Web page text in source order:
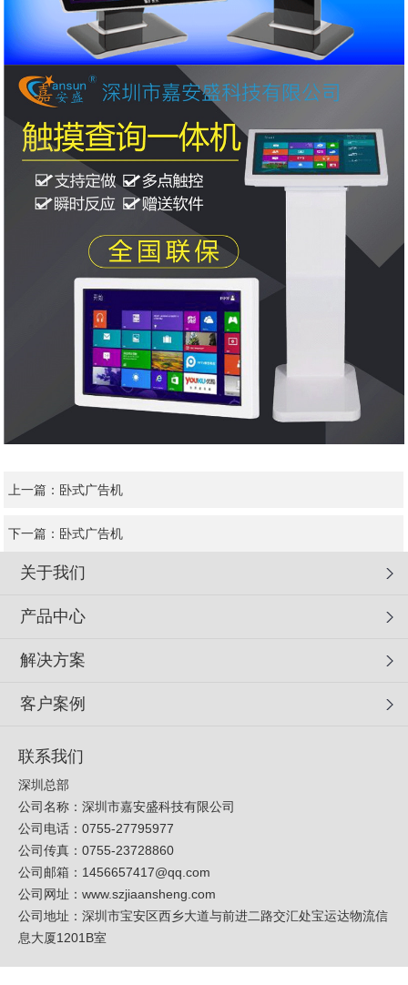
上一篇： 卧式广告机
下一篇： 卧式广告机
关于我们
产品中心
解决方案
客户案例
联系我们
深圳总部
公司名称：深圳市嘉安盛科技有限公司
公司电话：0755-27795977
公司传真：0755-23728860
公司邮箱： 1456657417@qq.com
公司网址： www.szjiaansheng.com
公司地址：深圳市宝安区西乡大道与前进二路交汇处宝运达物流信
息大厦1201B室